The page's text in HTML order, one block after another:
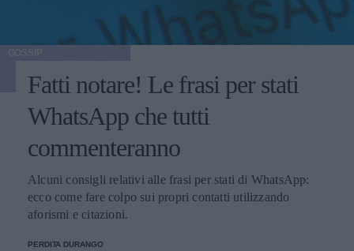
Fatti notare! Le frasi per stati
WhatsApp che tutti
commenteranno
Alcuni consigli relativi alle frasi per stati di WhatsApp:
ecco come fare colpo sui propri contatti utilizzando
aforismi e citazioni.
PERDITA DURANGO